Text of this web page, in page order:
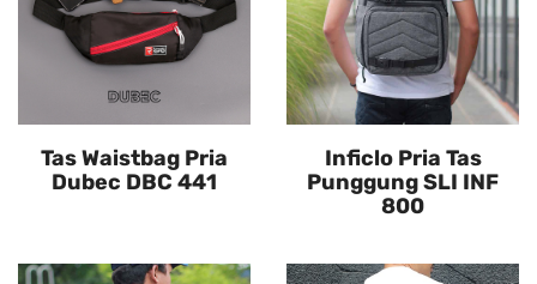
Tas Waistbag Pria
Dubec DBC 441
Inficlo Pria Tas
Punggung SLI INF
800